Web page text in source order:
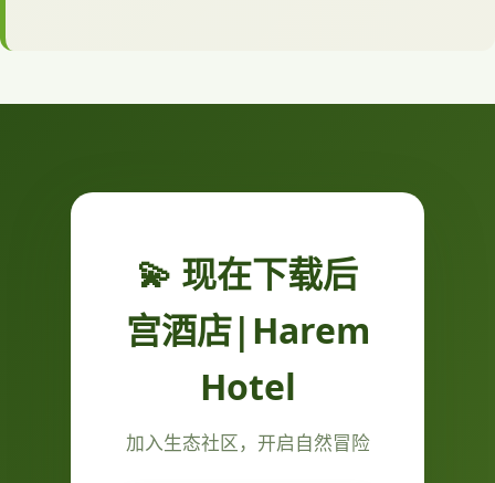
💫 现在下载后
宫酒店|Harem
Hotel
加入生态社区，开启自然冒险